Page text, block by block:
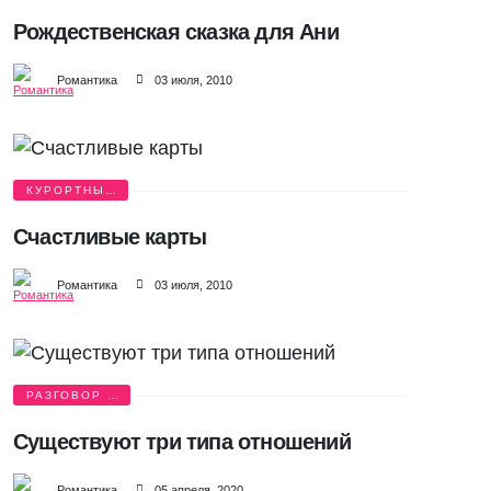
Рождественская сказка для Ани
Романтика 03 июля, 2010
КУРОРТНЫЙ
Счастливые карты
Романтика 03 июля, 2010
РАЗГОВОР О
Существуют три типа отношений